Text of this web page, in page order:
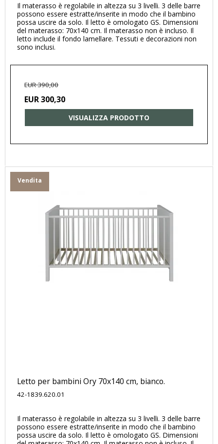
Il materasso è regolabile in altezza su 3 livelli. 3 delle barre
possono essere estratte/inserite in modo che il bambino
possa uscire da solo. Il letto è omologato GS. Dimensioni
del materasso: 70x140 cm. Il materasso non è incluso. Il
letto include il fondo lamellare. Tessuti e decorazioni non
sono inclusi.
EUR 390,00
EUR 300,30
VISUALIZZA PRODOTTO
Vendita
Letto per bambini Ory 70x140 cm, bianco.
42-1839.620.01
Il materasso è regolabile in altezza su 3 livelli. 3 delle barre
possono essere estratte/inserite in modo che il bambino
possa uscire da solo. Il letto è omologato GS. Dimensioni